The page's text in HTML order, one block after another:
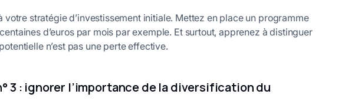
stratégie d’investissement initiale. Mettez en place un programme
d’euros par mois par exemple. Et surtout, apprenez à distinguer
n’est pas une perte effective.
3 : ignorer l’importance de la diversification du